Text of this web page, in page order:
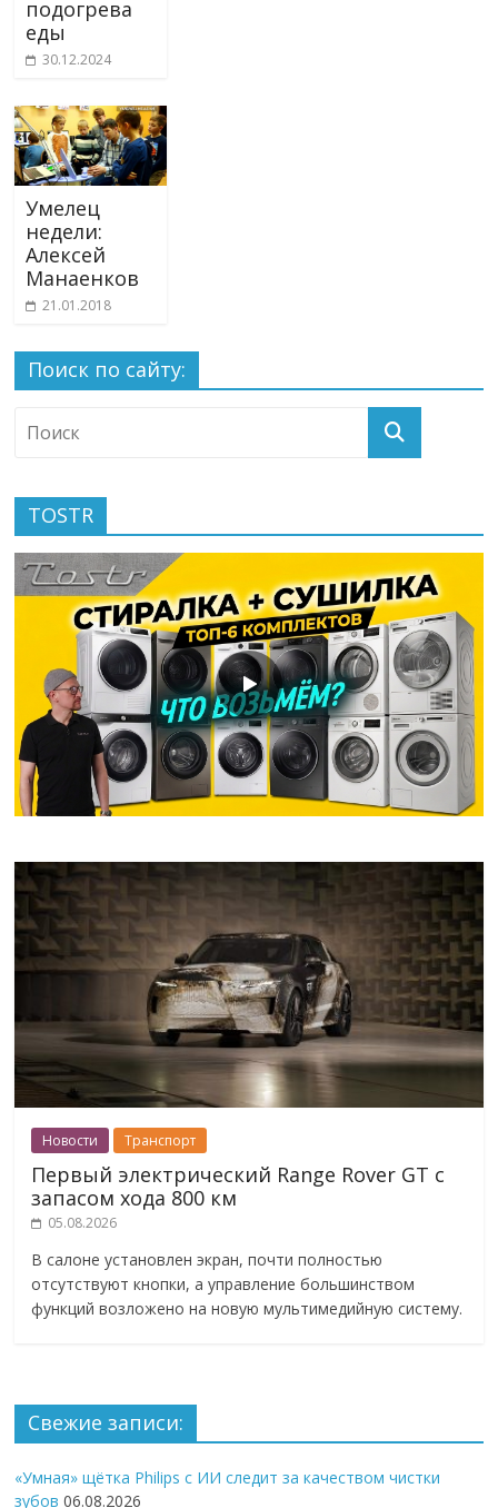
подогрева
еды
30.12.2024
Умелец
недели:
Алексей
Манаенков
21.01.2018
Поиск по сайту:
TOSTR
Новости Транспорт
Первый электрический Range Rover GT с
запасом хода 800 км
05.08.2026
В салоне установлен экран, почти полностью
отсутствуют кнопки, а управление большинством
функций возложено на новую мультимедийную систему.
Свежие записи:
«Умная» щётка Philips с ИИ следит за качеством чистки
зубов 06.08.2026